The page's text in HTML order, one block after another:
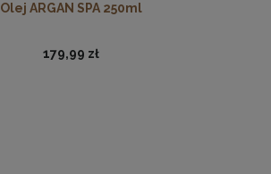
Olej ARGAN SPA 250ml
179,99 zł